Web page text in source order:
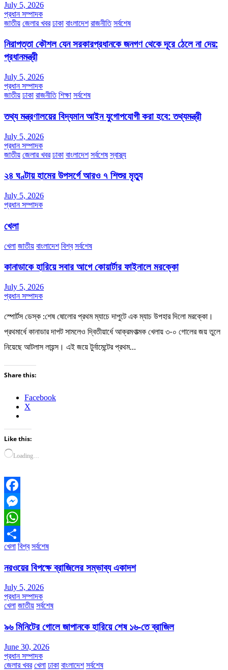
July 5, 2026
প্রধান সম্পাদক
জাতীয় জেলার খবর ঢাকা বাংলাদেশ রাজনীতি সর্বশেষ
নিরাপত্তা কৌশল যেন সরকারপ্রধানকে জনগণ থেকে দূরে ঠেলে না দেয়:
প্রধানমন্ত্রী
July 5, 2026
প্রধান সম্পাদক
জাতীয় ঢাকা রাজনীতি শিক্ষা সর্বশেষ
তথ্য মন্ত্রণালয়ের বিদ্যমান আইন যুগোপযোগী করা হবে: তথ্যমন্ত্রী
July 5, 2026
প্রধান সম্পাদক
জাতীয় জেলার খবর ঢাকা বাংলাদেশ সর্বশেষ স্বাস্থ্য
২৪ ঘণ্টায় হামের উপসর্গে আরও ৭ শিশুর মৃত্যু
July 5, 2026
প্রধান সম্পাদক
খেলা
খেলা জাতীয় বাংলাদেশ বিশ্ব সর্বশেষ
কানাডাকে হারিয়ে সবার আগে কোয়ার্টার ফাইনালে মরক্কো
July 5, 2026
প্রধান সম্পাদক
স্পোর্টস ডেস্ক :শেষ ষোলোর প্রথম ম্যাচে দাপুটে এক ম্যাচ উপহার দিলো মরক্কো।
প্রথমার্ধে কানাডার দাপট সামলেও দ্বিতীয়ার্ধে আক্রমণাত্মক খেলায় ৩-০ গোলের জয় তুলে
নিয়েছে আটলাস লায়ন্স। এই জয়ে টুর্নামেন্টের প্রথম…
Share this:
Facebook
X
Like this:
Loading…
Facebook
Messenger
WhatsApp
Share
খেলা বিশ্ব সর্বশেষ
নরওয়ের বিপক্ষে ব্রাজিলের সম্ভাব্য একাদশ
July 5, 2026
প্রধান সম্পাদক
খেলা জাতীয় সর্বশেষ
৯৬ মিনিটের গোলে জাপানকে হারিয়ে শেষ ১৬-তে ব্রাজিল
June 30, 2026
প্রধান সম্পাদক
জেলার খবর খেলা ঢাকা বাংলাদেশ সর্বশেষ